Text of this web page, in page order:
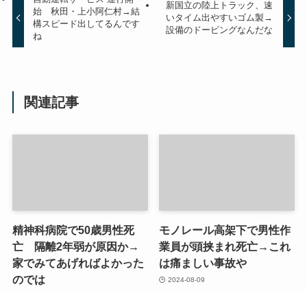
始 秋田・上小阿仁村→結
構スピード出してるんです
ね
新国立の陸上トラック、速
いタイム出やすいゴム製→
設備のドーピングなんだな
関連記事
精神科病院で50歳男性死
亡 隔離2年弱が原因か→
家でみてあげればよかった
のでは
モノレール高架下で男性作
業員が頭挟まれ死亡→これ
は痛ましい事故や
2024-08-09